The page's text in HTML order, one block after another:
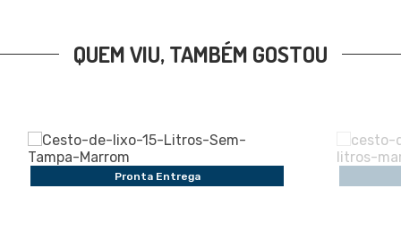
QUEM VIU, TAMBÉM GOSTOU
Pronta Entrega